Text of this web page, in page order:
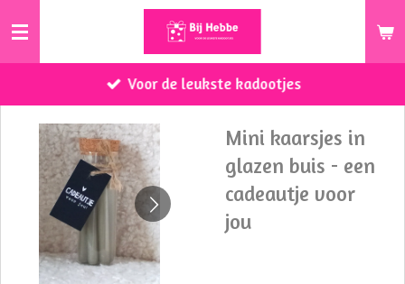
Ga
de
hoofdinhoud
Voor de leukste kadootjes
Mini kaarsjes in
glazen buis - een
cadeautje voor
jou